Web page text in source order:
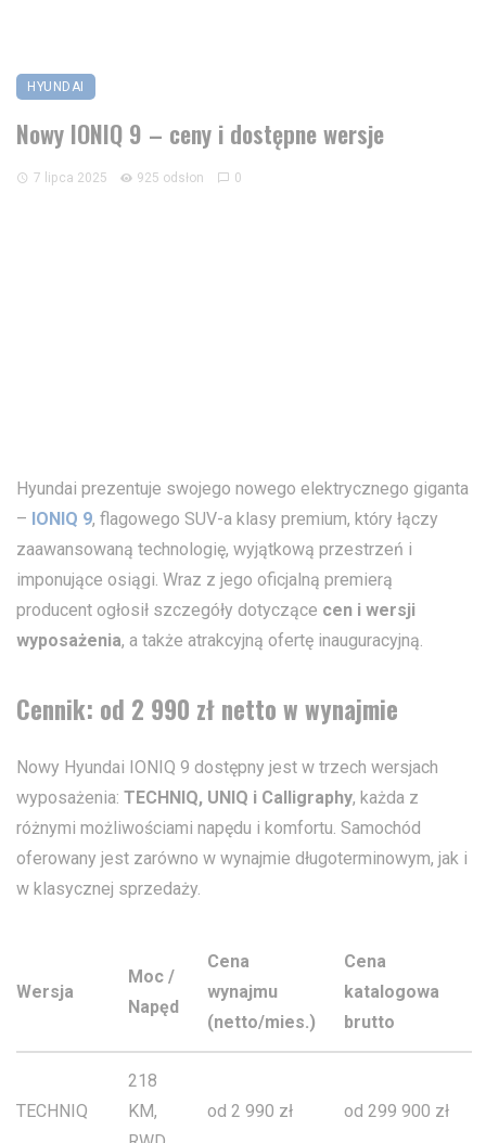
HYUNDAI
Nowy IONIQ 9 – ceny i dostępne wersje
7 lipca 2025 925 odsłon 0
Hyundai prezentuje swojego nowego elektrycznego giganta
– IONIQ 9, flagowego SUV-a klasy premium, który łączy
zaawansowaną technologię, wyjątkową przestrzeń i
imponujące osiągi. Wraz z jego oficjalną premierą
producent ogłosił szczegóły dotyczące cen i wersji
wyposażenia, a także atrakcyjną ofertę inauguracyjną.
Cennik: od 2 990 zł netto w wynajmie
Nowy Hyundai IONIQ 9 dostępny jest w trzech wersjach
wyposażenia: TECHNIQ, UNIQ i Calligraphy, każda z
różnymi możliwościami napędu i komfortu. Samochód
oferowany jest zarówno w wynajmie długoterminowym, jak i
w klasycznej sprzedaży.
Wersja
Moc /
Napęd
Cena
wynajmu
(netto/mies.)
Cena
katalogowa
brutto
TECHNIQ
218
KM,
od 2 990 zł od 299 900 zł